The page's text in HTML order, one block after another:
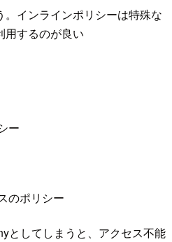
。インラインポリシーは特殊な
用するのが良い
ー
のポリシー
としてしまうと、アクセス不能